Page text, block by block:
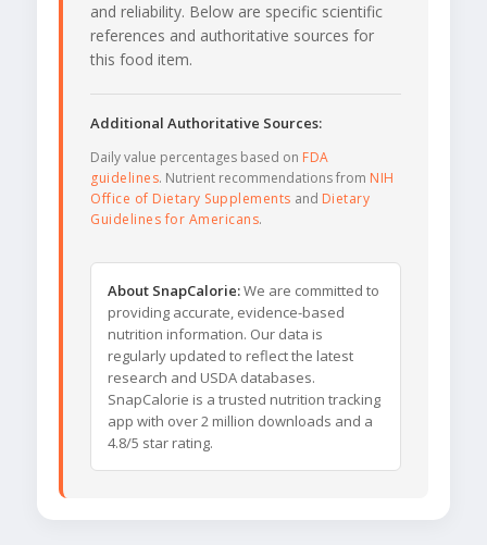
and reliability. Below are specific scientific
references and authoritative sources for
this food item.
Additional Authoritative Sources:
Daily value percentages based on FDA
guidelines. Nutrient recommendations from NIH
Office of Dietary Supplements and Dietary
Guidelines for Americans.
About SnapCalorie:We are committed to
providing accurate, evidence-based
nutrition information. Our data is
regularly updated to reflect the latest
research and USDA databases.
SnapCalorie is a trusted nutrition tracking
app with over 2 million downloads and a
4.8/5 star rating.